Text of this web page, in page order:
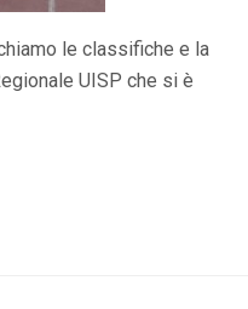
le classifiche e la
UISP che si è